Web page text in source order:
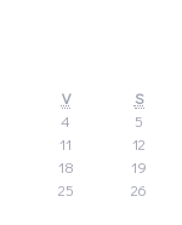
V
S
4
5
11
12
18
19
25
26